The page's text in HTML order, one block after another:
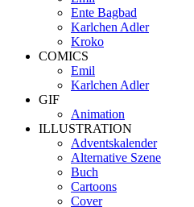
Ente Bagbad
Karlchen Adler
Kroko
COMICS
Emil
Karlchen Adler
GIF
Animation
ILLUSTRATION
Adventskalender
Alternative Szene
Buch
Cartoons
Cover